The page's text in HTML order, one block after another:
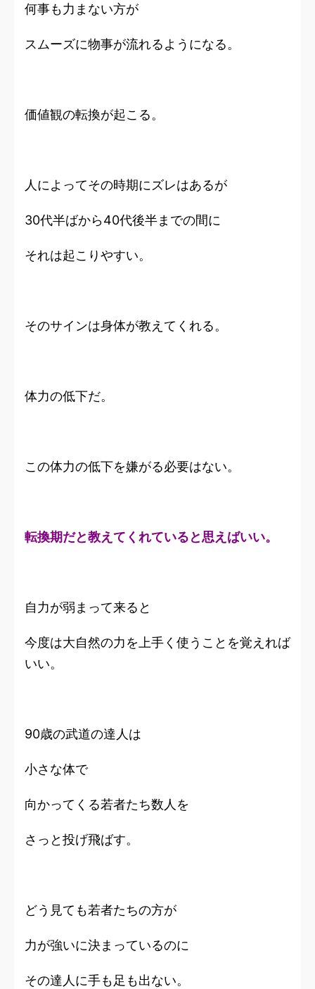
何事も力まない方が
スムーズに物事が流れるようになる。
価値観の転換が起こる。
人によってその時期にズレはあるが
30代半ばから40代後半までの間に
それは起こりやすい。
そのサインは身体が教えてくれる。
体力の低下だ。
この体力の低下を嫌がる必要はない。
転換期だと教えてくれていると思えばいい。
自力が弱まって来ると
今度は大自然の力を上手く使うことを覚えれば
いい。
90歳の武道の達人は
小さな体で
向かってくる若者たち数人を
さっと投げ飛ばす。
どう見ても若者たちの方が
力が強いに決まっているのに
その達人に手も足も出ない。